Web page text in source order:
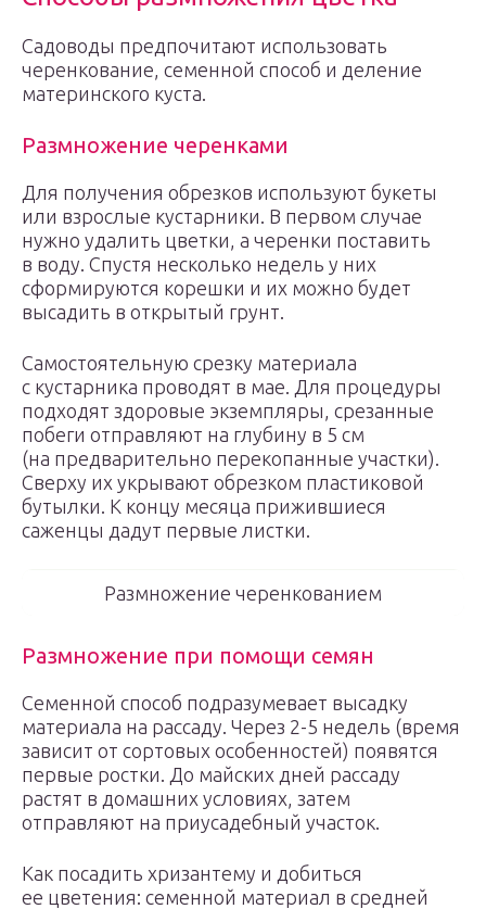
Садоводы предпочитают использовать
черенкование, семенной способ и деление
материнского куста.
Размножение черенками
Для получения обрезков используют букеты
или взрослые кустарники. В первом случае
нужно удалить цветки, а черенки поставить
в воду. Спустя несколько недель у них
сформируются корешки и их можно будет
высадить в открытый грунт.
Самостоятельную срезку материала
с кустарника проводят в мае. Для процедуры
подходят здоровые экземпляры, срезанные
побеги отправляют на глубину в 5 см
(на предварительно перекопанные участки).
Сверху их укрывают обрезком пластиковой
бутылки. К концу месяца прижившиеся
саженцы дадут первые листки.
Размножение черенкованием
Размножение при помощи семян
Семенной способ подразумевает высадку
материала на рассаду. Через 2-5 недель (время
зависит от сортовых особенностей) появятся
первые ростки. До майских дней рассаду
растят в домашних условиях, затем
отправляют на приусадебный участок.
Как посадить хризантему и добиться
ее цветения: семенной материал в средней